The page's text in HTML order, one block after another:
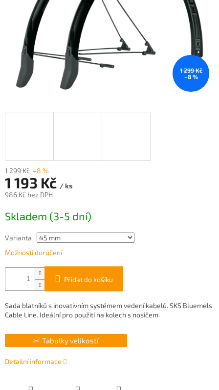
1 299 Kč
–8 %
1 299 Kč –8 %
1 193 Kč / ks
986 Kč bez DPH
cena:
Skladem (3-5 dní)
Varianta
Možnosti doručení
Přidat do košíku
Sada blatníků s inovativním systémem vedení kabelů. SKS Bluemels
Cable Line. Ideální pro použití na kolech s nosičem.
Tabulky velikostí
Detailní informace